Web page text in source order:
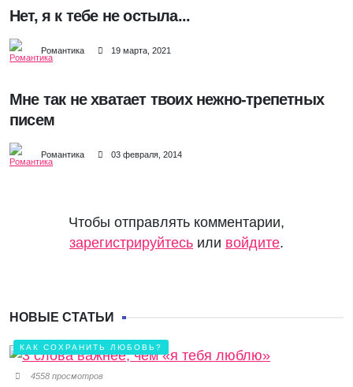
Нет, я к тебе не остыла...
Романтика 19 марта, 2021
Мне так не хватает твоих нежно-трепетных
писем
Романтика 03 февраля, 2014
Чтобы отправлять комментарии,
зарегистрируйтесь или войдите.
НОВЫЕ СТАТЬИ
КАК СОХРАНИТЬ ЛЮБОВЬ?
4558 просмотров